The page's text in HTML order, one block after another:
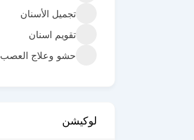
تجميل الأسنان
تقويم اسنان
حشو وعلاج العصب
لوكيشن